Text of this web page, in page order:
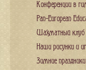
Конференции в
Pan-European
Шахматный клуб
Наши рисунки и
Зимние праздники